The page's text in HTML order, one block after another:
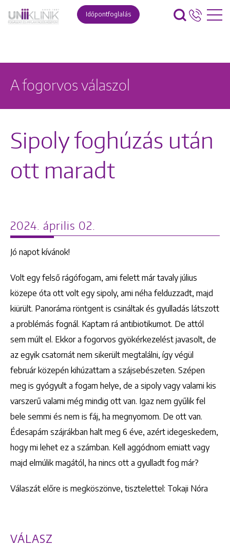
Időpontfoglalás
A fogorvos válaszol
Sipoly foghúzás után
ott maradt
2024. április 02.
Jó napot kívánok!
Volt egy felső rágófogam, ami felett már tavaly július
közepe óta ott volt egy sipoly, ami néha felduzzadt, majd
kiürült. Panoráma röntgent is csináltak és gyulladás látszott
a problémás fognál. Kaptam rá antibiotikumot. De attól
sem múlt el. Ekkor a fogorvos gyökérkezelést javasolt, de
az egyik csatornát nem sikerült megtalálni, így végül
február közepén kihúzattam a szájsebészeten. Szépen
meg is gyógyult a fogam helye, de a sipoly vagy valami kis
varszerű valami még mindig ott van. Igaz nem gyűlik fel
bele semmi és nem is fáj, ha megnyomom. De ott van.
Édesapám szájrákban halt meg 6 éve, azért idegeskedem,
hogy mi lehet ez a számban. Kell aggódnom emiatt vagy
majd elmúlik magától, ha nincs ott a gyulladt fog már?
Válaszát előre is megköszönve, tisztelettel: Tokaji Nóra
VÁLASZ